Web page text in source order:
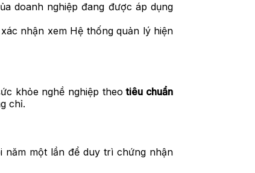
doanh nghiệp đang được áp dụng
nhận xem Hệ thống quản lý hiện
khỏe nghề nghiệp theotiêu chuẩn
chỉ.
năm một lần để duy trì chứng nhận